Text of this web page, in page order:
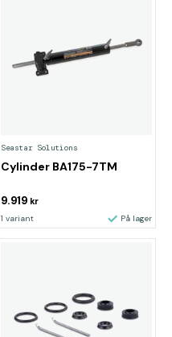
Seastar Solutions
Cylinder BA175-7TM
9.919 kr
1 variant På lager